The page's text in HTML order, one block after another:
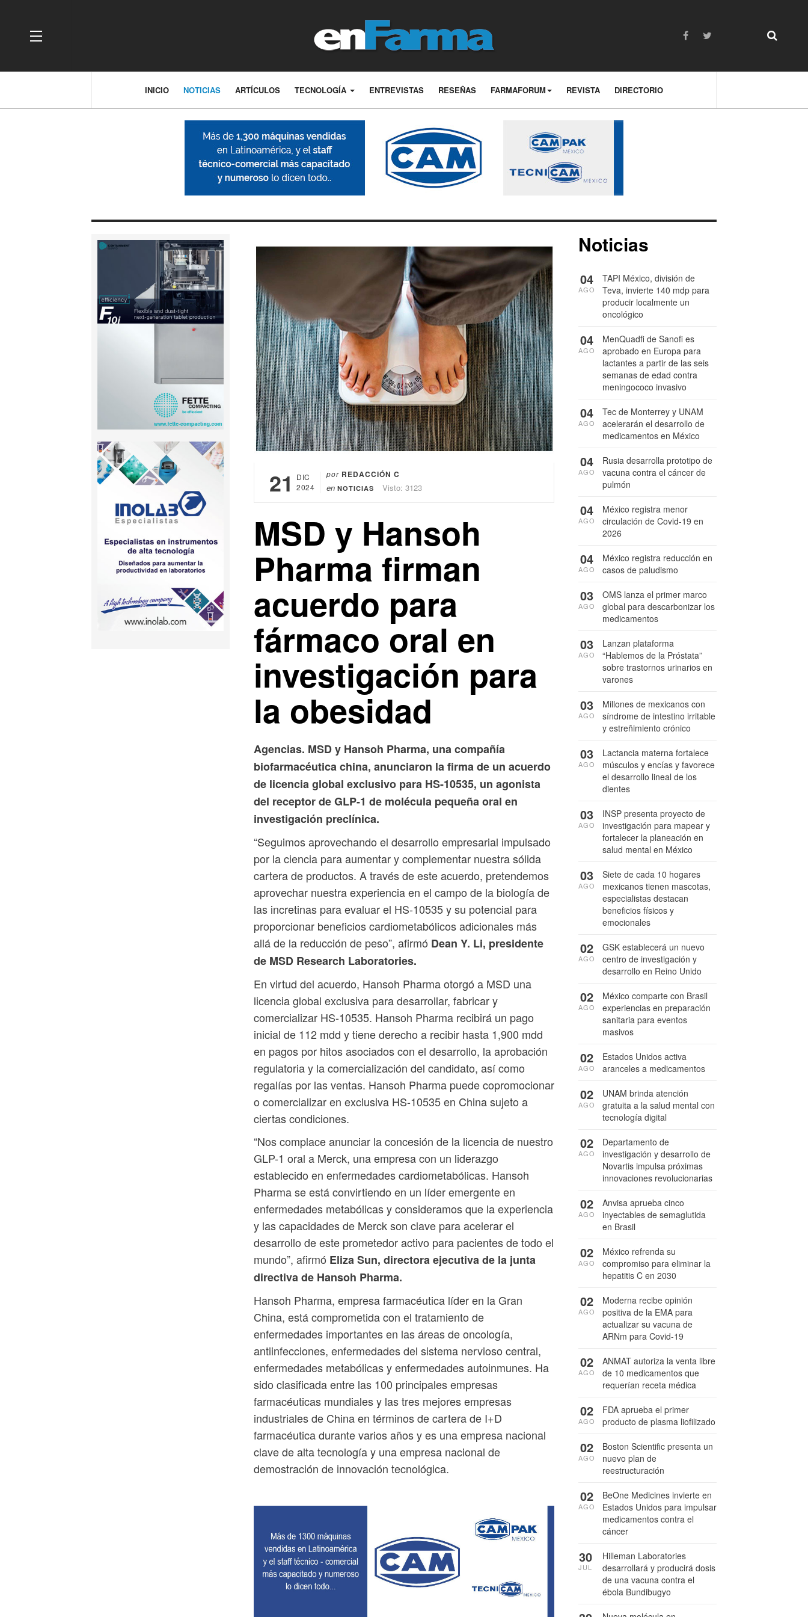
OFF CANVAS
INICIO NOTICIAS ARTÍCULOS TECNOLOGÍA ENTREVISTAS RESEÑAS FARMAFORUM REVISTA DIRECTORIO
21
DIC
2024
por REDACCIÓN C
en NOTICIAS Visto: 3123
MSD y Hansoh
Pharma firman
acuerdo para
fármaco oral en
investigación para
la obesidad
Agencias. MSD y Hansoh Pharma, una compañía
biofarmacéutica china, anunciaron la firma de un acuerdo
de licencia global exclusivo para HS-10535, un agonista
del receptor de GLP-1 de molécula pequeña oral en
investigación preclínica.
“Seguimos aprovechando el desarrollo empresarial impulsado
por la ciencia para aumentar y complementar nuestra sólida
cartera de productos. A través de este acuerdo, pretendemos
aprovechar nuestra experiencia en el campo de la biología de
las incretinas para evaluar el HS-10535 y su potencial para
proporcionar beneficios cardiometabólicos adicionales más
allá de la reducción de peso”, afirmó Dean Y. Li, presidente
de MSD Research Laboratories.
En virtud del acuerdo, Hansoh Pharma otorgó a MSD una
licencia global exclusiva para desarrollar, fabricar y
comercializar HS-10535. Hansoh Pharma recibirá un pago
inicial de 112 mdd y tiene derecho a recibir hasta 1,900 mdd
en pagos por hitos asociados con el desarrollo, la aprobación
regulatoria y la comercialización del candidato, así como
regalías por las ventas. Hansoh Pharma puede copromocionar
o comercializar en exclusiva HS-10535 en China sujeto a
ciertas condiciones.
“Nos complace anunciar la concesión de la licencia de nuestro
GLP-1 oral a Merck, una empresa con un liderazgo
establecido en enfermedades cardiometabólicas. Hansoh
Pharma se está convirtiendo en un líder emergente en
enfermedades metabólicas y consideramos que la experiencia
y las capacidades de Merck son clave para acelerar el
desarrollo de este prometedor activo para pacientes de todo el
mundo”, afirmó Eliza Sun, directora ejecutiva de la junta
directiva de Hansoh Pharma.
Hansoh Pharma, empresa farmacéutica líder en la Gran
China, está comprometida con el tratamiento de
enfermedades importantes en las áreas de oncología,
antiinfecciones, enfermedades del sistema nervioso central,
enfermedades metabólicas y enfermedades autoinmunes. Ha
sido clasificada entre las 100 principales empresas
farmacéuticas mundiales y las tres mejores empresas
industriales de China en términos de cartera de I+D
farmacéutica durante varios años y es una empresa nacional
clave de alta tecnología y una empresa nacional de
demostración de innovación tecnológica.
Noticias
TAPI México, división de
Teva, invierte 140 mdp para
producir localmente un
oncológico
04
AGO
MenQuadfi de Sanofi es
aprobado en Europa para
lactantes a partir de las seis
semanas de edad contra
meningococo invasivo
04
AGO
Tec de Monterrey y UNAM
acelerarán el desarrollo de
medicamentos en México
04
AGO
Rusia desarrolla prototipo de
vacuna contra el cáncer de
pulmón
04
AGO
México registra menor
circulación de Covid-19 en
2026
04
AGO
México registra reducción en
casos de paludismo
04
AGO
OMS lanza el primer marco
global para descarbonizar los
medicamentos
03
AGO
Lanzan plataforma
“Hablemos de la Próstata”
sobre trastornos urinarios en
varones
03
AGO
Millones de mexicanos con
síndrome de intestino irritable
y estreñimiento crónico
03
AGO
Lactancia materna fortalece
músculos y encías y favorece
el desarrollo lineal de los
dientes
03
AGO
INSP presenta proyecto de
investigación para mapear y
fortalecer la planeación en
salud mental en México
03
AGO
Siete de cada 10 hogares
mexicanos tienen mascotas,
especialistas destacan
beneficios físicos y
emocionales
03
AGO
GSK establecerá un nuevo
centro de investigación y
desarrollo en Reino Unido
02
AGO
México comparte con Brasil
experiencias en preparación
sanitaria para eventos
masivos
02
AGO
Estados Unidos activa
aranceles a medicamentos
02
AGO
UNAM brinda atención
gratuita a la salud mental con
tecnología digital
02
AGO
Departamento de
investigación y desarrollo de
Novartis impulsa próximas
innovaciones revolucionarias
02
AGO
Anvisa aprueba cinco
inyectables de semaglutida
en Brasil
02
AGO
México refrenda su
compromiso para eliminar la
hepatitis C en 2030
02
AGO
Moderna recibe opinión
positiva de la EMA para
actualizar su vacuna de
ARNm para Covid-19
02
AGO
ANMAT autoriza la venta libre
de 10 medicamentos que
requerían receta médica
02
AGO
FDA aprueba el primer
producto de plasma liofilizado
02
AGO
Boston Scientific presenta un
nuevo plan de
reestructuración
02
AGO
BeOne Medicines invierte en
Estados Unidos para impulsar
medicamentos contra el
cáncer
02
AGO
Hilleman Laboratories
desarrollará y producirá dosis
de una vacuna contra el
ébola Bundibugyo
30
JUL